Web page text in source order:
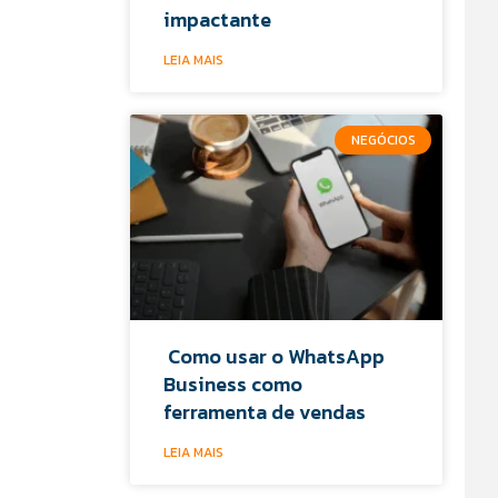
impactante
LEIA MAIS
NEGÓCIOS
Como usar o WhatsApp
Business como
ferramenta de vendas
LEIA MAIS